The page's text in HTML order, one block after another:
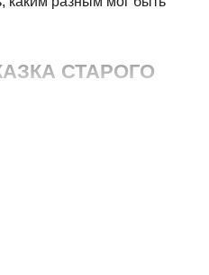
СТАРОГО
к европейской сказке.